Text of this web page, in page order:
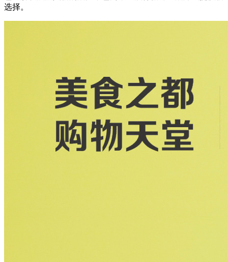
选择。